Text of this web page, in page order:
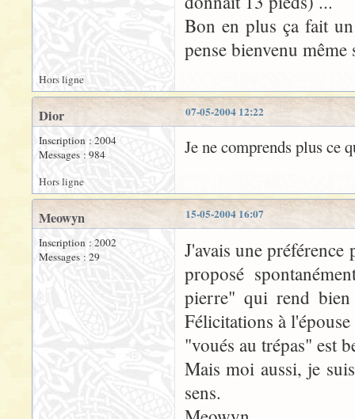
Bon en plus ça fait
pense bienvenu
Hors ligne
07-05-2004 12:22
Dior
Inscription : 2004
Messages : 984
Je ne comprends plus ce
Hors ligne
15-05-2004 16:07
Meowyn
Inscription : 2002
Messages : 29
J'avais une
proposé
pierre" qui rend bien
Félicitations à l'épouse
"voués au trépas" est
Mais moi aussi, je
sens.